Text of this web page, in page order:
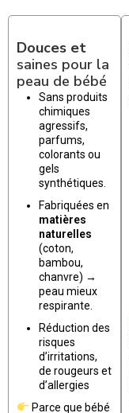
Douces et
saines pour la
peau de bébé
Sans produits
chimiques
agressifs,
parfums,
colorants ou
gels
synthétiques.
Fabriquées en
matières
naturelles
(coton,
bambou,
chanvre) →
peau mieux
respirante.
Réduction des
risques
d’irritations,
de rougeurs et
d’allergies
Parce que bébé